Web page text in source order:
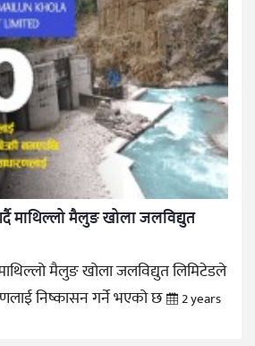
माथिल्लो मैलुङ खोला जलविद्युत
मैलुङ खोला जलविद्युत लिमिटेडले
निष्कासन गर्ने भएको छ
2 years